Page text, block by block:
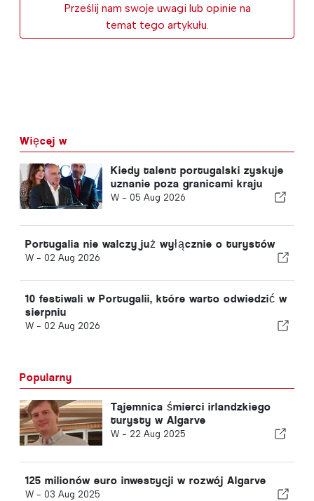
Prześlij nam swoje uwagi lub opinie na
temat tego artykułu.
Więcej w
Kiedy talent portugalski zyskuje
uznanie poza granicami kraju
W - 05 Aug 2026
Portugalia nie walczy już wyłącznie o turystów
W - 02 Aug 2026
10 festiwali w Portugalii, które warto odwiedzić w
sierpniu
W - 02 Aug 2026
Popularny
Tajemnica śmierci irlandzkiego
turysty w Algarve
W - 22 Aug 2025
125 milionów euro inwestycji w rozwój Algarve
W - 03 Aug 2025